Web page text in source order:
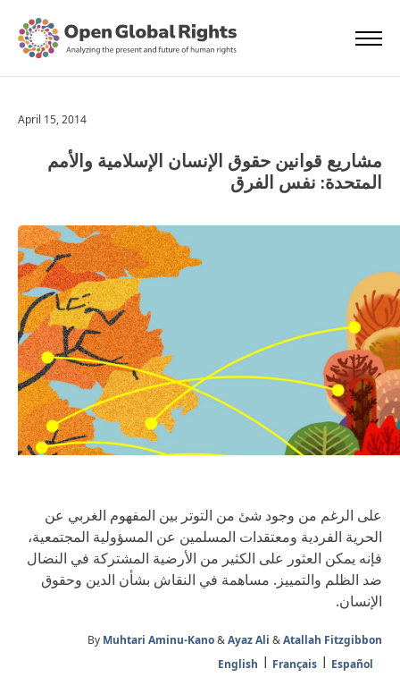
April 15, 2014
مشاريع قوانين حقوق الإنسان الإسلامية والأمم
المتحدة: نفس الفرق
على الرغم من وجود شئ من التوتر بين المفهوم الغربي عن
الحرية الفردية ومعتقدات المسلمين عن المسؤولية المجتمعية،
فإنه يمكن العثور على الكثير من الأرضية المشتركة في النضال
ضد الظلم والتمييز. مساهمة في النقاش بشأن الدين وحقوق
الإنسان.
By Muhtari Aminu-Kano&Ayaz Ali &Atallah Fitzgibbon
English
Français Español